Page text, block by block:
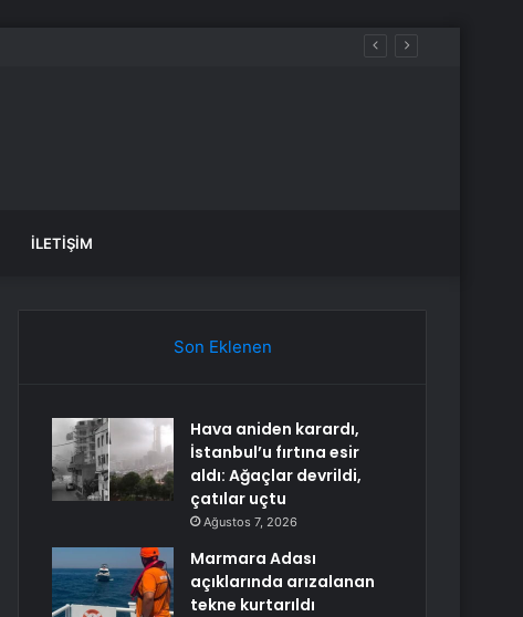
İLETIŞIM
Son Eklenen
Hava aniden karardı,
İstanbul’u fırtına esir
aldı: Ağaçlar devrildi,
çatılar uçtu
Ağustos 7, 2026
Marmara Adası
açıklarında arızalanan
tekne kurtarıldı